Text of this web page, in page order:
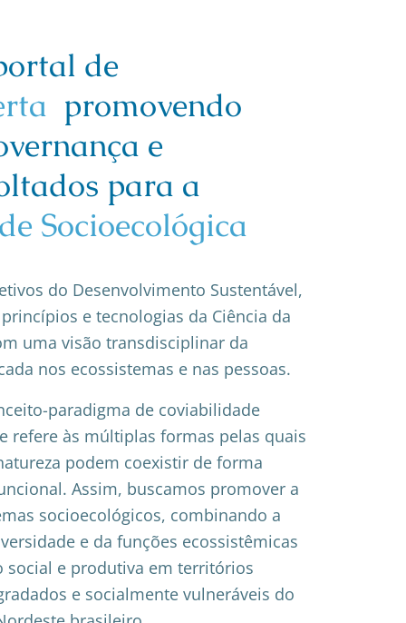
de
promovendo
e
para a
Socioecológica
do Desenvolvimento Sustentável,
e tecnologias da Ciência da
uma visão transdisciplinar da
nos ecossistemas e nas pessoas.
paradigma de coviabilidade
refere às múltiplas formas pelas quais
podem coexistir de forma
Assim, buscamos promover a
socioecológicos, combinando a
e da funções ecossistêmicas
social e produtiva em territórios
e socialmente vulneráveis do